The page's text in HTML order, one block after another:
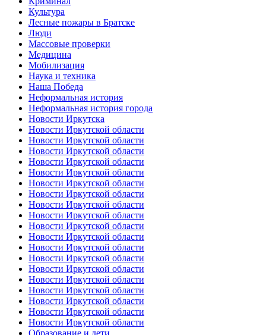
Культура
Лесные пожары в Братске
Люди
Массовые проверки
Медицина
Мобилизация
Наука и техника
Наша Победа
Неформальная история
Неформальная история города
Новости Иркутска
Новости Иркутской области
Новости Иркутской области
Новости Иркутской области
Новости Иркутской области
Новости Иркутской области
Новости Иркутской области
Новости Иркутской области
Новости Иркутской области
Новости Иркутской области
Новости Иркутской области
Новости Иркутской области
Новости Иркутской области
Новости Иркутской области
Новости Иркутской области
Новости Иркутской области
Новости Иркутской области
Новости Иркутской области
Новости Иркутской области
Новости Иркутской области
Образование и дети